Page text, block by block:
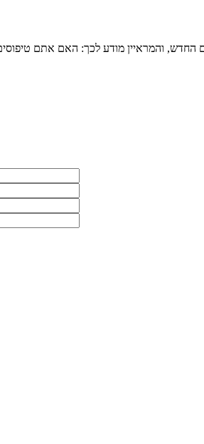
והמראיין מודע לכך: האם אתם